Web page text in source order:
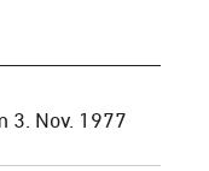
3. Nov. 1977